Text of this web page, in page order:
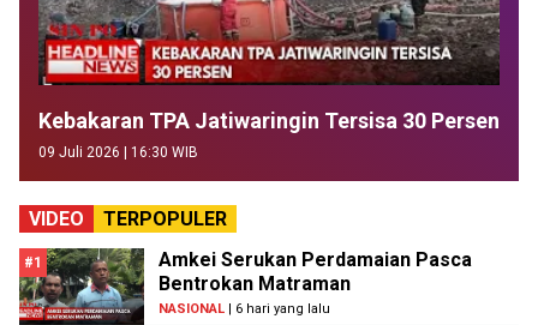
Kebakaran TPA Jatiwaringin Tersisa 30 Persen
09 Juli 2026 | 16:30 WIB
VIDEO TERPOPULER
#1
Amkei Serukan Perdamaian Pasca
Bentrokan Matraman
NASIONAL | 6 hari yang lalu